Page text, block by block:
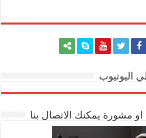
اليوتيوب
مشورة يمكنك الاتصال بنا